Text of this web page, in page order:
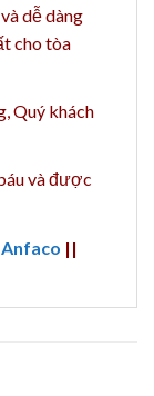
dễ dàng
cho tòa
Quý khách
và được
Anfaco ||